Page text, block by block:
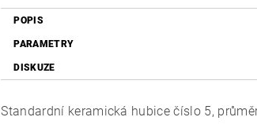
POPIS
PARAMETRY
DISKUZE
Standardní keramická hubice číslo 5,